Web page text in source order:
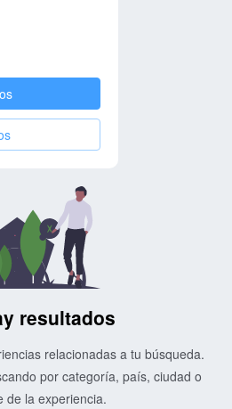
resultados
relacionadas a tu búsqueda.
por categoría, país, ciudad o
de la experiencia.